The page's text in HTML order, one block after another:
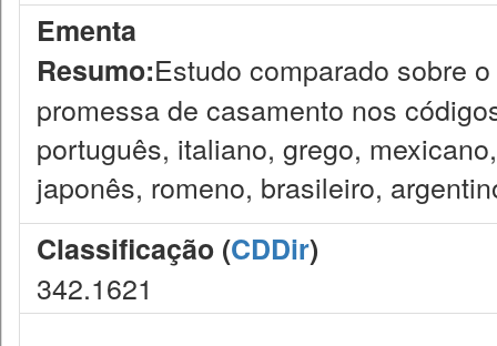
Ementa
Resumo:Estudo comparado sobre
promessa de casamento nos
português, italiano, grego,
japonês, romeno, brasileiro,
Classificação (CDDir)
342.1621